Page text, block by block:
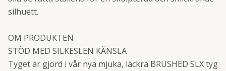
silhuett.
OM PRODUKTEN
STÖD MED SILKESLEN KÄNSLA
Tyget är gjord i vår nya mjuka, läckra BRUSHED SLX tyg